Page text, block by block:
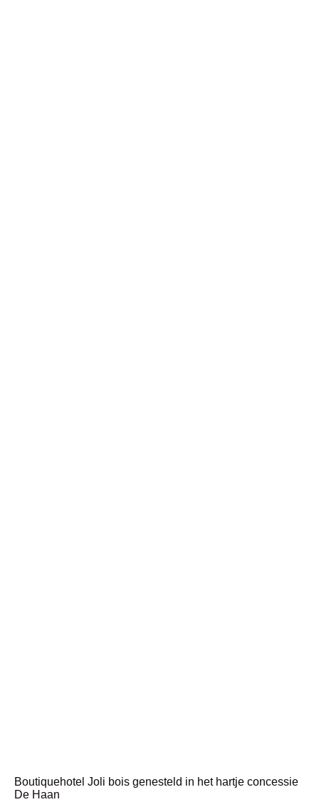
Boutiquehotel Joli bois genesteld in het hartje concessie
De Haan